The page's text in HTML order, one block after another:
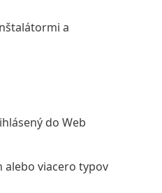
a
do Web
alebo viacero typov